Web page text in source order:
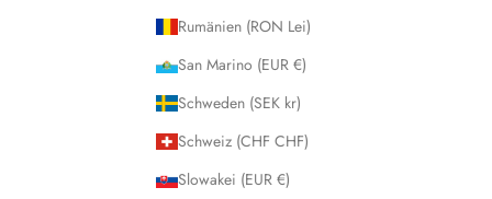
Rumänien (RON Lei)
San Marino (EUR €)
Schweden (SEK kr)
Schweiz (CHF CHF)
Slowakei (EUR €)